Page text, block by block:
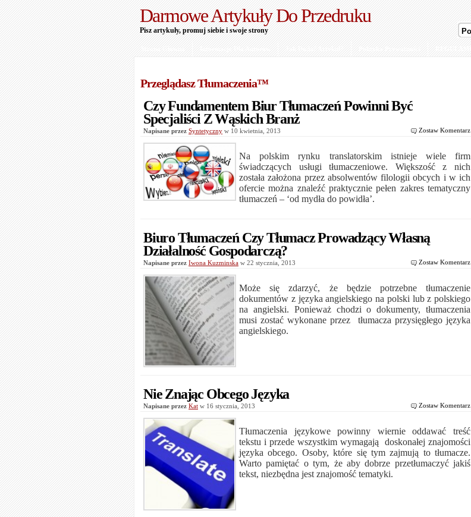
Darmowe Artykuły Do Przedruku
Pisz artykuły, promuj siebie i swoje strony
Przeglądasz Tłumaczenia™
Czy Fundamentem Biur Tłumaczeń Powinni Być
Specjaliści Z Wąskich Branż
Napisane przez Syntetyczny w 10 kwietnia, 2013 Zostaw Komentarz
Na polskim rynku translatorskim istnieje wiele firm
świadczących usługi tłumaczeniowe. Większość z nich
została założona przez absolwentów filologii obcych i w ich
ofercie można znaleźć praktycznie pełen zakres tematyczny
tłumaczeń – ‘od mydła do powidła’.
Biuro Tłumaczeń Czy Tłumacz Prowadzący Własną
Działalność Gospodarczą?
Napisane przez Iwona Kuzminska w 22 stycznia, 2013 Zostaw Komentarz
Może się zdarzyć, że będzie potrzebne tłumaczenie
dokumentów z języka angielskiego na polski lub z polskiego
na angielski. Ponieważ chodzi o dokumenty, tłumaczenia
musi zostać wykonane przez tłumacza przysięgłego języka
angielskiego.
Nie Znając Obcego Języka
Napisane przez Kat w 16 stycznia, 2013 Zostaw Komentarz
Tłumaczenia językowe powinny wiernie oddawać treść
tekstu i przede wszystkim wymagają doskonałej znajomości
języka obcego. Osoby, które się tym zajmują to tłumacze.
Warto pamiętać o tym, że aby dobrze przetłumaczyć jakiś
tekst, niezbędna jest znajomość tematyki.